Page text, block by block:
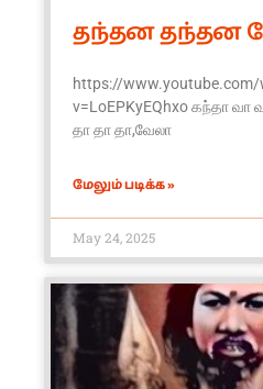
தந்தன தந்தன
https://www.youtube.com/
v=LoEPKyEQhxo கந்தா வா
தா தா தா,வேலா
மேலும் படிக்க »
May 24, 2025